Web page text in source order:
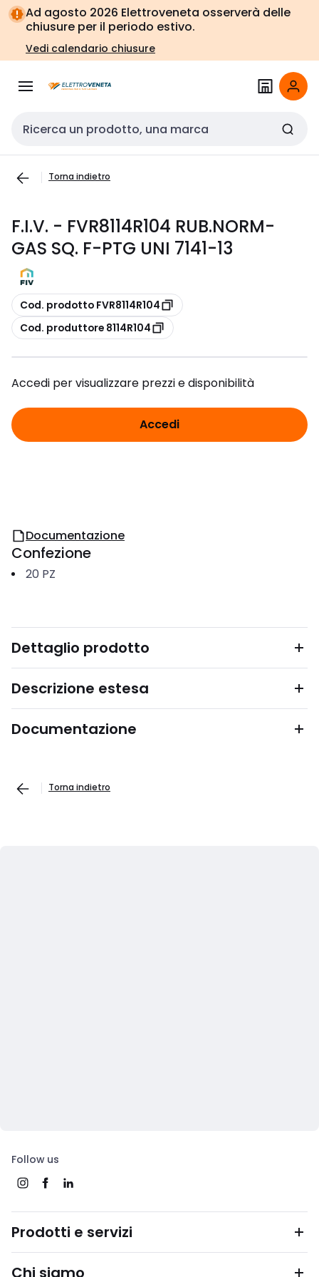
Vai alla
navigazione
Vai
alla
pagina
Ad agosto 2026 Elettroveneta osserverà delle
chiusure per il periodo estivo.
Vedi calendario chiusure
Cerca input
Torna indietro
F.I.V. - FVR8114R104 RUB.NORM-
GAS SQ. F-PTG UNI 7141-13
copia
Cod. prodotto FVR8114R104
copia
Cod. produttore 8114R104
Accedi per visualizzare prezzi e disponibilità
Accedi
Documentazione
Confezione
20 PZ
Dettaglio prodotto
Descrizione estesa
Documentazione
Torna indietro
Follow us
Prodotti e servizi
Chi siamo